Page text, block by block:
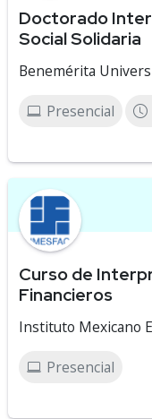
Doctorado
Social Solidaria
Benemérita
Presencial
Curso de
Financieros
Instituto Mexicano
Presencial